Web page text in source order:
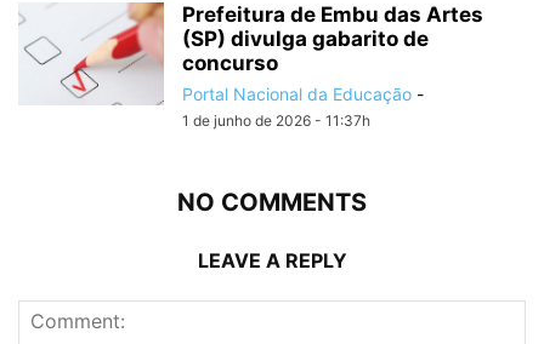
Prefeitura de Embu das Artes
(SP) divulga gabarito de
concurso
Portal Nacional da Educação -
1 de junho de 2026 - 11:37h
NO COMMENTS
LEAVE A REPLY